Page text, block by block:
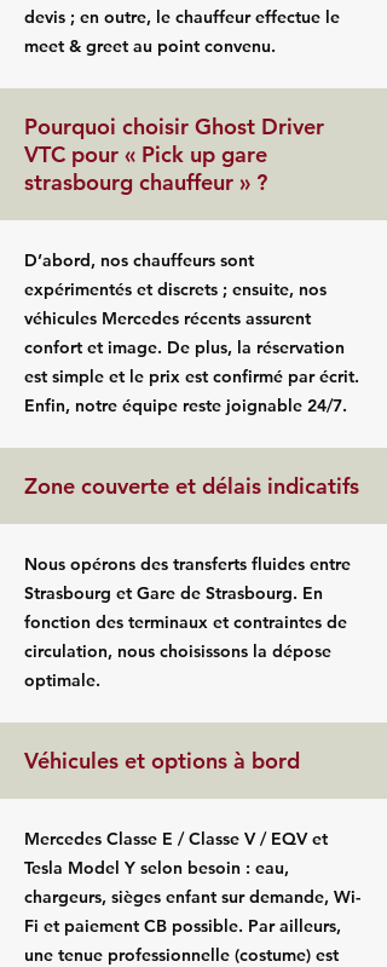
devis ; en outre, le chauffeur effectue le
meet & greet au point convenu.
Pourquoi choisir Ghost Driver
VTC pour « Pick up gare
strasbourg chauffeur » ?
D’abord, nos chauffeurs sont
expérimentés et discrets ; ensuite, nos
véhicules Mercedes récents assurent
confort et image. De plus, la réservation
est simple et le prix est confirmé par écrit.
Enfin, notre équipe reste joignable 24/7.
Zone couverte et délais indicatifs
Nous opérons des transferts fluides entre
Strasbourg et Gare de Strasbourg. En
fonction des terminaux et contraintes de
circulation, nous choisissons la dépose
optimale.
Véhicules et options à bord
Mercedes Classe E / Classe V / EQV et
Tesla Model Y selon besoin : eau,
chargeurs, sièges enfant sur demande, Wi-
Fi et paiement CB possible. Par ailleurs,
une tenue professionnelle (costume) est